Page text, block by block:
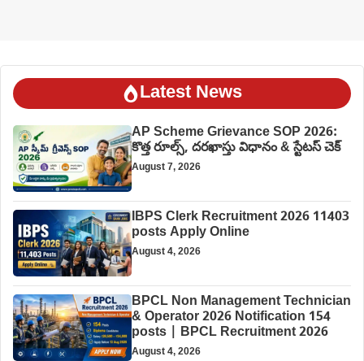
Latest News
AP Scheme Grievance SOP 2026:
కొత్త రూల్స్, దరఖాస్తు విధానం & స్టేటస్ చెక్
August 7, 2026
IBPS Clerk Recruitment 2026 11403
posts Apply Online
August 4, 2026
BPCL Non Management Technician
& Operator 2026 Notification 154
posts | BPCL Recruitment 2026
August 4, 2026